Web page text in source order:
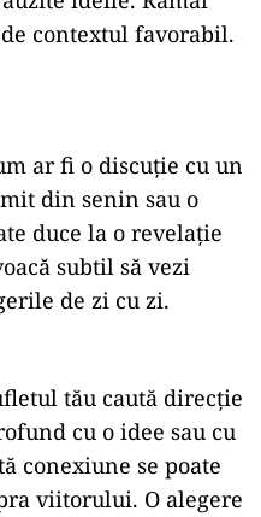
contextul favorabil.
ar fi o discuție cu un
din senin sau o
duce la o revelație
subtil să vezi
de zi cu zi.
tău caută direcție
cu o idee sau cu
conexiune se poate
viitorului. O alegere